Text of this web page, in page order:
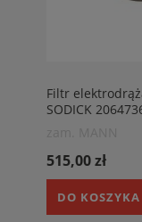
Filtr
SODICK
515,00 zł
DO KOSZYKA